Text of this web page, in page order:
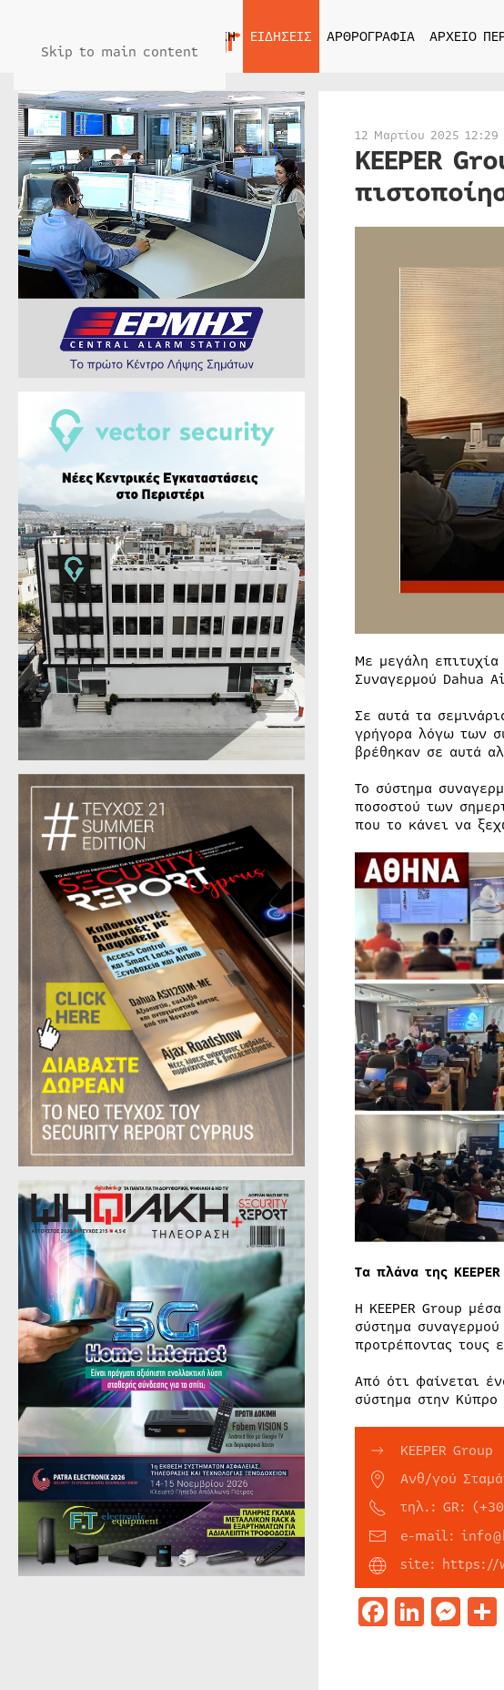
Skip to main content
ΑΡΧΙΚΗ ΕΙΔΗΣΕΙΣ ΑΡΘΡΟΓΡΑΦΙΑ ΑΡΧΕΙΟ
12 Μαρτίου 2025 12:29
KEEPER
Με μεγάλη
Συναγερμού Dahua
Σε αυτά τα
γρήγορα λόγω των
βρέθηκαν σε αυτά
Το σύστημα
ποσοστού των
που το κάνει να
Τα πλάνα της
Η KEEPER Group
σύστημα
προτρέποντας τους
Από ότι φαίνεται
σύστημα στην
KEEPER Group
Ανθ/γού
τηλ.: GR:
e-mail:
site: https://
Facebook